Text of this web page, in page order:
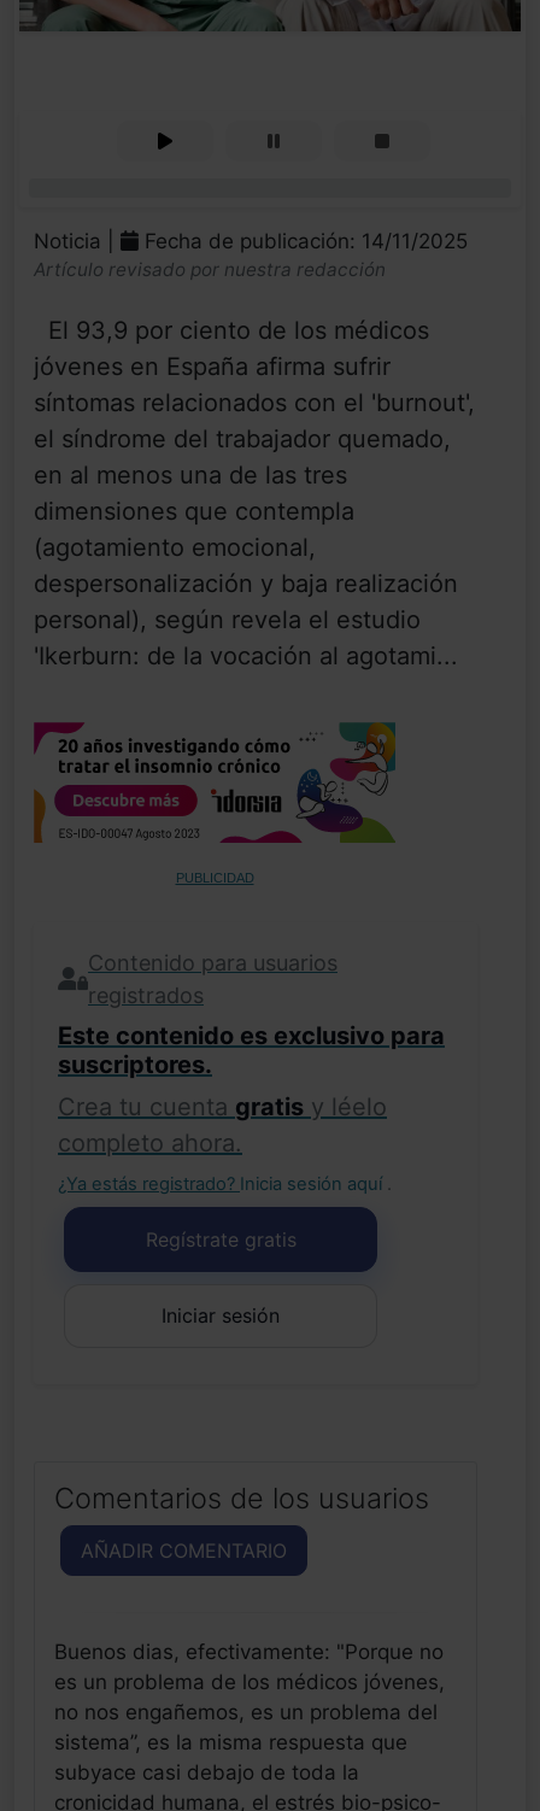
Noticia | Fecha de publicación: 14/11/2025
Artículo revisado por nuestra redacción
El 93,9 por ciento de los médicos
jóvenes en España afirma sufrir
síntomas relacionados con el 'burnout',
el síndrome del trabajador quemado,
en al menos una de las tres
dimensiones que contempla
(agotamiento emocional,
despersonalización y baja realización
personal), según revela el estudio
'Ikerburn: de la vocación al agotami...
PUBLICIDAD
Contenido para usuarios
registrados
Este contenido es exclusivo para
suscriptores.
Crea tu cuenta gratis y léelo
completo ahora.
¿Ya estás registrado? Inicia sesión aquí .
Regístrate gratis
Iniciar sesión
Comentarios de los usuarios
AÑADIR COMENTARIO
Buenos dias, efectivamente: "Porque no
es un problema de los médicos jóvenes,
no nos engañemos, es un problema del
sistema”, es la misma respuesta que
subyace casi debajo de toda la
cronicidad humana, el estrés bio-psico-